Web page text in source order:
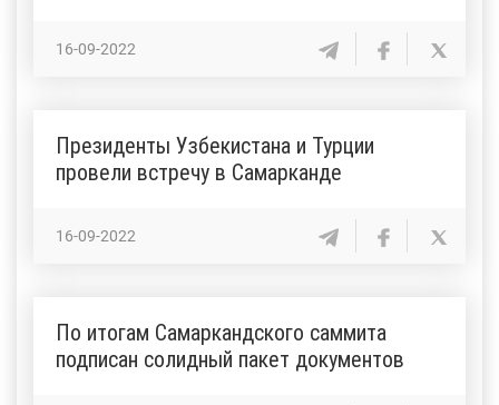
16-09-2022
Президенты Узбекистана и Турции
провели встречу в Самарканде
16-09-2022
По итогам Самаркандского саммита
подписан солидный пакет документов